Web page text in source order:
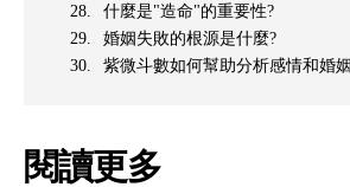
什麼是"造命"的重要性?
婚姻失敗的根源是什麼?
紫微斗數如何幫助分析感情和婚
閱讀更多